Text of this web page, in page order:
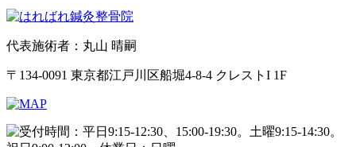
代表施術者：丸山 晴嗣
〒134-0091 東京都江戸川区船堀4-8-4 クレストI 1F